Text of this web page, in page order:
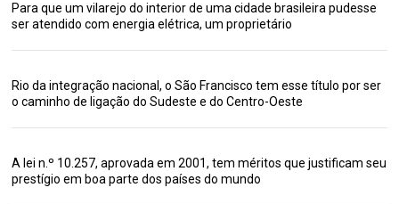
Para que um vilarejo do interior de uma cidade brasileira pudesse
ser atendido com energia elétrica, um proprietário
Rio da integração nacional, o São Francisco tem esse título por ser
o caminho de ligação do Sudeste e do Centro-Oeste
A lei n.º 10.257, aprovada em 2001, tem méritos que justificam seu
prestígio em boa parte dos países do mundo